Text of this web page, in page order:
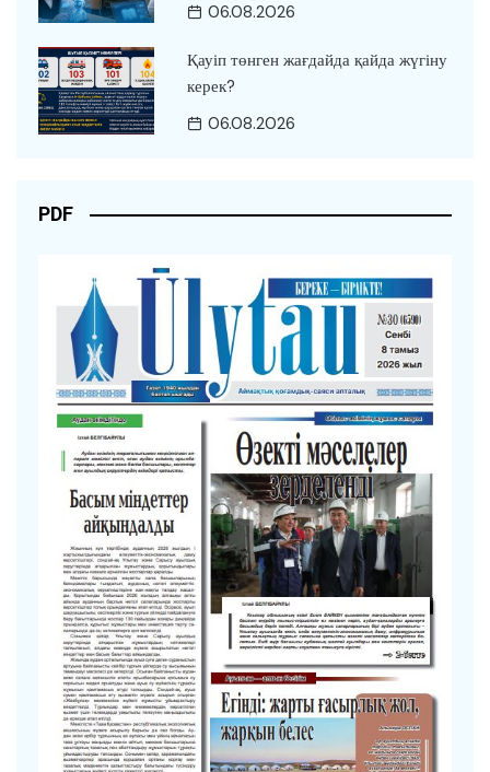
06.08.2026
Қауіп төнген жағдайда қайда жүгіну
керек?
06.08.2026
PDF